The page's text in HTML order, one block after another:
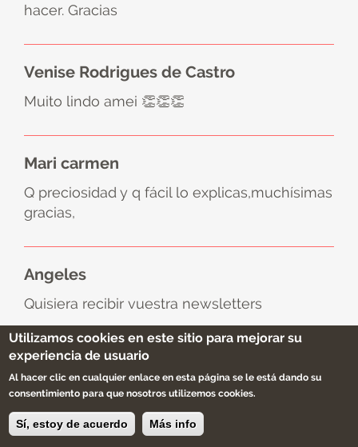
hacer. Gracias
Venise Rodrigues de Castro
Muito lindo amei 👏👏👏
Mari carmen
Q preciosidad y q fácil lo explicas,muchísimas
gracias,
Angeles
Quisiera recibir vuestra newsletters
Nombre
Utilizamos cookies en este sitio para mejorar su
experiencia de usuario
Al hacer clic en cualquier enlace en esta página se le está dando su
consentimiento para que nosotros utilizemos cookies.
Sí, estoy de acuerdo Más info